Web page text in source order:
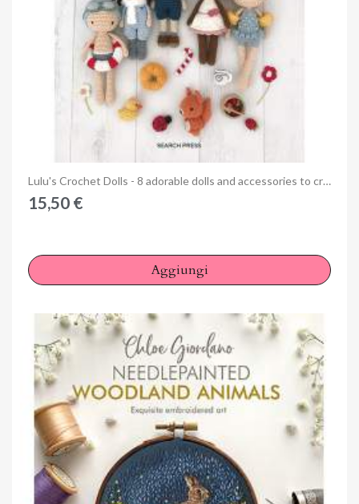
Anteprima Lulu's Crochet Dolls - 8 adorable dolls and accessories to crochet, by Lulu Compotine
15,50 €
Aggiungi